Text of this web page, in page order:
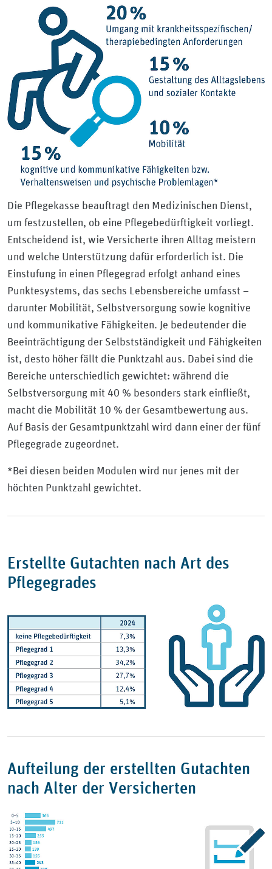
Die Pflegekasse beauftragt den Medizinischen Dienst,
um festzustellen, ob eine Pflegebedürftigkeit vorliegt.
Entscheidend ist, wie Versicherte ihren Alltag meistern
und welche Unterstützung dafür erforderlich ist. Die
Einstufung in einen Pflegegrad erfolgt anhand eines
Punktesystems, das sechs Lebensbereiche umfasst –
darunter Mobilität, Selbstversorgung sowie kognitive
und kommunikative Fähigkeiten. Je bedeutender die
Beeinträchtigung der Selbstständigkeit und Fähigkeiten
ist, desto höher fällt die Punktzahl aus. Dabei sind die
Bereiche unterschiedlich gewichtet: während die
Selbstversorgung mit 40 % besonders stark einfließt,
macht die Mobilität 10 % der Gesamtbewertung aus.
Auf Basis der Gesamtpunktzahl wird dann einer der fünf
Pflegegrade zugeordnet.
*Bei diesen beiden Modulen wird nur jenes mit der
höchten Punktzahl gewichtet.
Erstellte Gutachten nach Art des
Pflegegrades
Aufteilung der erstellten Gutachten
nach Alter der Versicherten